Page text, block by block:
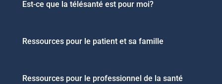
Est-ce que la télésanté est pour moi?
Ressources pour le patient et sa famille
Ressources pour le professionnel de la santé